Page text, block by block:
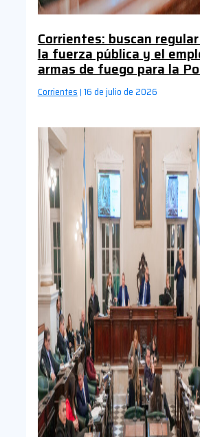
Corrientes: buscan
la fuerza pública y el
armas de fuego para la
Corrientes | 16 de julio de 2026